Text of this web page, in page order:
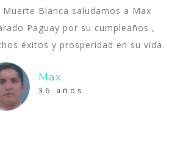
Muerte Blanca saludamos a Max
Paguay por su cumpleaños ,
éxitos y prosperidad en su vida.
Max
36 años